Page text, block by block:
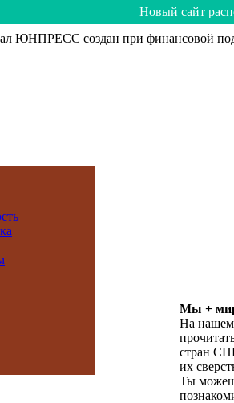
Hoвый caйт
ЮНПРЕСС создан при финансовой
Мы + мир
На
стран
их
Ты